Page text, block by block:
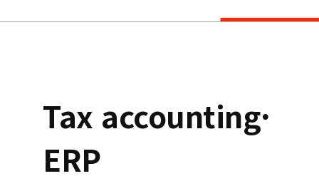
Tax accounting·
ERP